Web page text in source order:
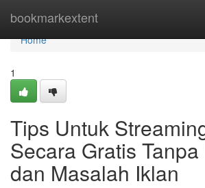
bookmarkextent
Home
Home
1
Tips Untuk
Secara Gratis
dan Masalah Iklan